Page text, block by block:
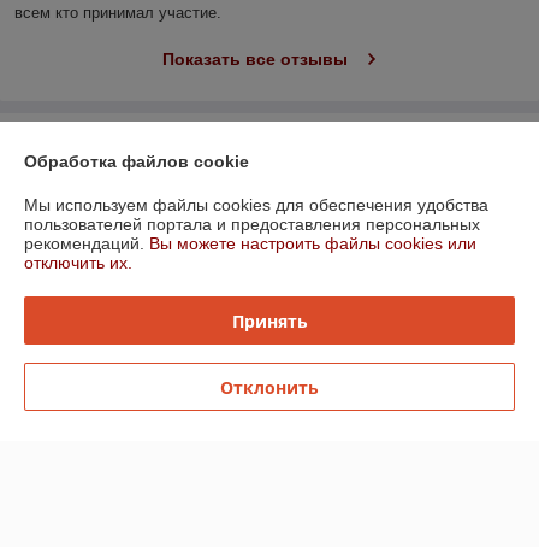
всем кто принимал участие.
Показать все отзывы
Контакты
Доставка и оплата
Полная версия сайта
Обработка файлов cookie
Мы используем файлы cookies для обеспечения удобства
пользователей портала и предоставления персональных
рекомендаций. Вы можете настроить файлы cookies или
отключить их.
Принять
Отклонить